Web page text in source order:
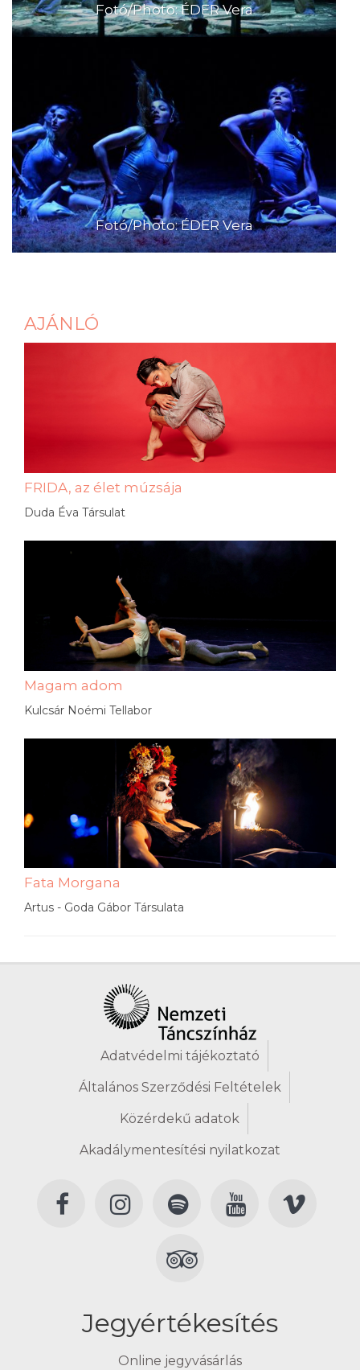
Fotó/Photo: ÉDER Vera
Fotó/Photo: ÉDER Vera
AJÁNLÓ
FRIDA, az élet múzsája
Duda Éva Társulat
Magam adom
Kulcsár Noémi Tellabor
Fata Morgana
Artus - Goda Gábor Társulata
Adatvédelmi tájékoztató
Általános Szerződési Feltételek
Közérdekű adatok
Akadálymentesítési nyilatkozat
Jegyértékesítés
Online jegyvásárlás